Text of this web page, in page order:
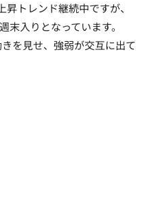
トレンド継続中ですが、
末入りとなっています。
を見せ、強弱が交互に出て